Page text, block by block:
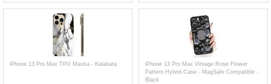
iPhone 13 Pro Max TPU Maska - Kalakata
iPhone 13 Pro Max Vintage Rose Flower
Pattern Hybrid Case - MagSafe Compatible -
Black